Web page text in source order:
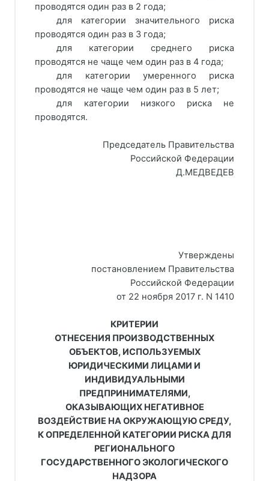
проводятся один раз в 2 года;
для категории значительного риска
проводятся один раз в 3 года;
для категории среднего риска
проводятся не чаще чем один раз в 4 года;
для категории умеренного риска
проводятся не чаще чем один раз в 5 лет;
для категории низкого риска не
проводятся.
Председатель Правительства
Российской Федерации
Д.МЕДВЕДЕВ
Утверждены
постановлением Правительства
Российской Федерации
от 22 ноября 2017 г. N 1410
КРИТЕРИИ
ОТНЕСЕНИЯ ПРОИЗВОДСТВЕННЫХ
ОБЪЕКТОВ, ИСПОЛЬЗУЕМЫХ
ЮРИДИЧЕСКИМИ ЛИЦАМИ И
ИНДИВИДУАЛЬНЫМИ
ПРЕДПРИНИМАТЕЛЯМИ,
ОКАЗЫВАЮЩИХ НЕГАТИВНОЕ
ВОЗДЕЙСТВИЕ НА ОКРУЖАЮЩУЮ СРЕДУ,
К ОПРЕДЕЛЕННОЙ КАТЕГОРИИ РИСКА ДЛЯ
РЕГИОНАЛЬНОГО
ГОСУДАРСТВЕННОГО ЭКОЛОГИЧЕСКОГО
НАДЗОРА